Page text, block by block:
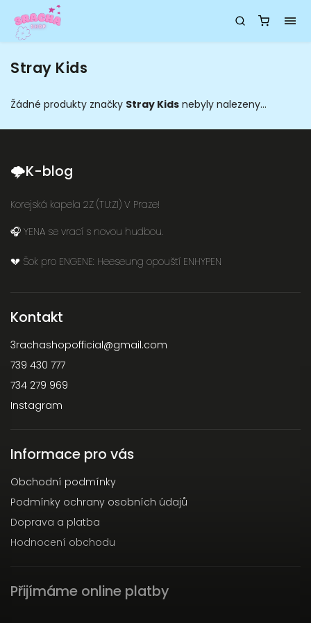
Stray Kids
Žádné produkty značky Stray Kids nebyly nalezeny...
🌩K-blog
Korejská kapela 2Z (TU:ZI) V Praze!
🎧 YENA se vrací s novou hudbou.
💔 Šok pro ENGENE: Heeseung opouští ENHYPEN
Kontakt
3rachashopofficial@gmail.com
739 430 777
734 279 969
Instagram
Informace pro vás
Obchodní podmínky
Podmínky ochrany osobních údajů
Doprava a platba
Hodnocení obchodu
Přijímáme online platby